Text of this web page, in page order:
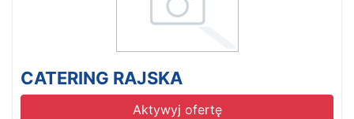
CATERING RAJSKA
Aktywyj ofertę